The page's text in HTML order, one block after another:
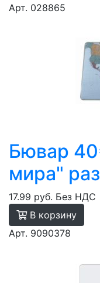
Арт. 028865
Бювар
мира"
17.99 руб. Без НДС
В корзину
Арт. 9090378